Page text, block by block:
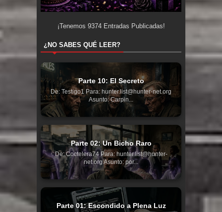
¡Tenemos 9374Entradas Publicadas!
¿NO SABES QUÉ LEER?
Parte 10: El Secreto
De: Testigo1 Para: hunter.list@hunter-net.org
Asunto: Carpin...
Parte 02: Un Bicho Raro
De: Coctelera74 Para: hunter.list@hunter-
net.org Asunto: por...
Parte 01: Escondido a Plena Luz